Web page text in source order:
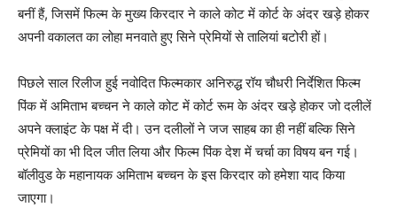
बनीं हैं, जिसमें फिल्‍म के मुख्‍य किरदार ने काले कोट में कोर्ट के अंदर खड़े होकर
अपनी वकालत का लोहा मनवाते हुए सिने प्रेमियों से तालियां बटोरी हों।
पिछले साल रिलीज हुई नवोदित फिल्‍मकार अनिरुद्ध रॉय चौधरी निर्देशित फिल्‍म
पिंक में अमिताभ बच्‍चन ने काले कोट में कोर्ट रूम के अंदर खड़े होकर जो दलीलें
अपने क्‍लाइंट के पक्ष में दी। उन दलीलों ने जज साहब का ही नहीं बल्‍कि सिने
प्रेमियों का भी दिल जीत लिया और फिल्‍म पिंक देश में चर्चा का विषय बन गई।
बॉलीवुड के महानायक अमिताभ बच्‍चन के इस किरदार को हमेशा याद किया
जाएगा।